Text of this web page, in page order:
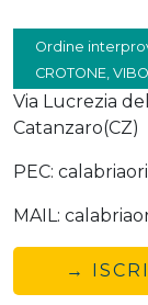
Ordine
CROTONE,
Via Lucrezia
Catanzaro(CZ)
PEC:
MAIL:
→